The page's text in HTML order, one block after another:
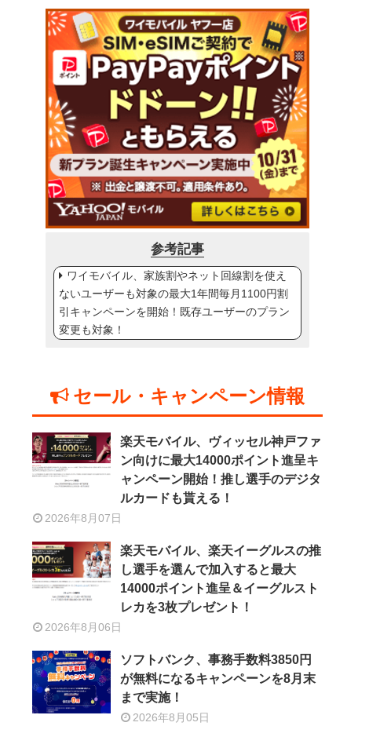
参考記事
ワイモバイル、家族割やネット回線割を使え
ないユーザーも対象の最大1年間毎月1100円割
引キャンペーンを開始！既存ユーザーのプラン
変更も対象！
セール・キャンペーン情報
楽天モバイル、ヴィッセル神戸ファ
ン向けに最大14000ポイント進呈キ
ャンペーン開始！推し選手のデジタ
ルカードも貰える！
2026年8月07日
楽天モバイル、楽天イーグルスの推
し選手を選んで加入すると最大
14000ポイント進呈＆イーグルスト
レカを3枚プレゼント！
2026年8月06日
ソフトバンク、事務手数料3850円
が無料になるキャンペーンを8月末
まで実施！
2026年8月05日